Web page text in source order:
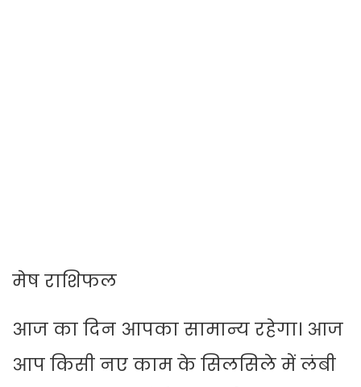
मेष राशिफल
आज का दिन आपका सामान्य रहेगा। आज
आप किसी नए काम के सिलसिले में लंबी